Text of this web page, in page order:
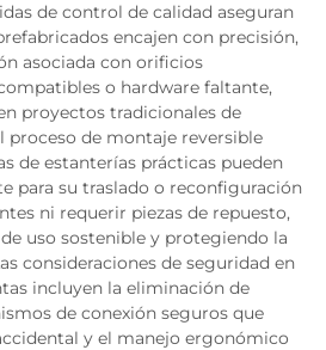
de control de calidad aseguran
encajen con precisión,
asociada con orificios
o hardware faltante,
proyectos tradicionales de
proceso de montaje reversible
de estanterías prácticas pueden
para su traslado o reconfiguración
ni requerir piezas de repuesto,
uso sostenible y protegiendo la
consideraciones de seguridad en
incluyen la eliminación de
de conexión seguros que
y el manejo ergonómico